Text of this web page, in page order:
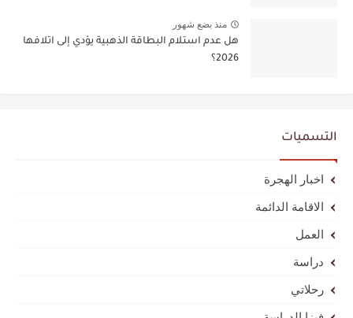
منذ بضع شهور
هل عدم استلام البطاقة الذهبية يؤدي إلى اتلافها
2026؟
التسميات
اخبار الهجرة
الاقامة الدائمة
العمل
دراسة
رحلاتي